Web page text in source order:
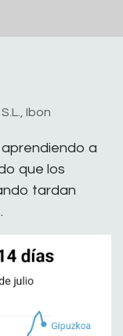
Ibon
a
que los
tardan